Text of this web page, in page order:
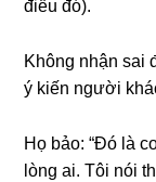
điều đó).
Không nhận sai
ý kiến người
Họ bảo: “Đó là
lòng ai. Tôi nói